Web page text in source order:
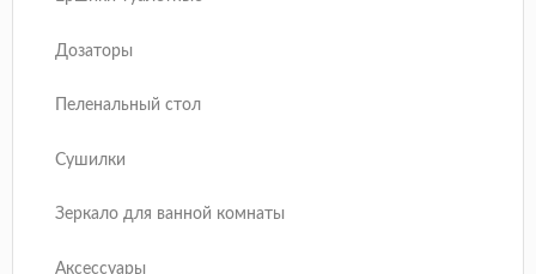
Дозаторы
Пеленальный стол
Сушилки
Зеркало для ванной комнаты
Аксессуары